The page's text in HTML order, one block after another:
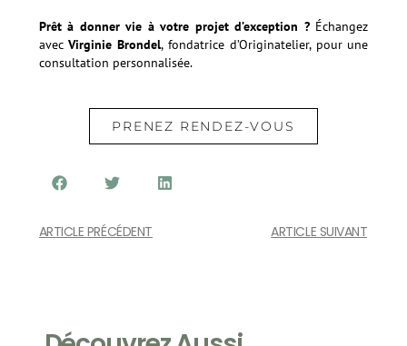
Prêt à donner vie à votre projet d’exception ?Échangez
avecVirginie Brondel, fondatrice d’Originatelier, pour une
consultation personnalisée.
PRENEZ RENDEZ-VOUS
ARTICLE PRÉCÉDENT ARTICLE SUIVANT